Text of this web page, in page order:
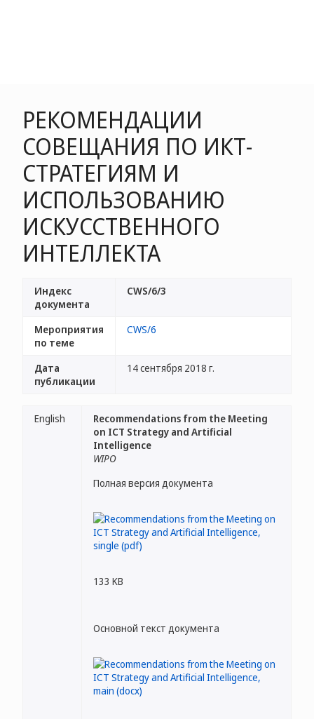
РЕКОМЕНДАЦИИ
СОВЕЩАНИЯ ПО ИКТ-
СТРАТЕГИЯМ И
ИСПОЛЬЗОВАНИЮ
ИСКУССТВЕННОГО
ИНТЕЛЛЕКТА
Индекс
документа
CWS/6/3
Мероприятия
по теме
CWS/6
Дата
публикации
14 сентября 2018 г.
English
Recommendations from the Meeting
on ICT Strategy and Artificial
Intelligence
WIPO
Полная версия документа
133 KB
Основной текст документа